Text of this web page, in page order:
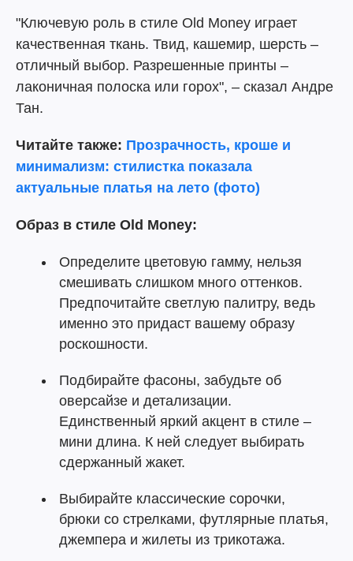
"Ключевую роль в стиле Old Money играет
качественная ткань. Твид, кашемир, шерсть –
отличный выбор. Разрешенные принты –
лаконичная полоска или горох", – сказал Андре
Тан.
Читайте также: Прозрачность, кроше и
минимализм: стилистка показала
актуальные платья на лето (фото)
Образ в стиле Old Money:
Определите цветовую гамму, нельзя
смешивать слишком много оттенков.
Предпочитайте светлую палитру, ведь
именно это придаст вашему образу
роскошности.
Подбирайте фасоны, забудьте об
оверсайзе и детализации.
Единственный яркий акцент в стиле –
мини длина. К ней следует выбирать
сдержанный жакет.
Выбирайте классические сорочки,
брюки со стрелками, футлярные платья,
джемпера и жилеты из трикотажа.